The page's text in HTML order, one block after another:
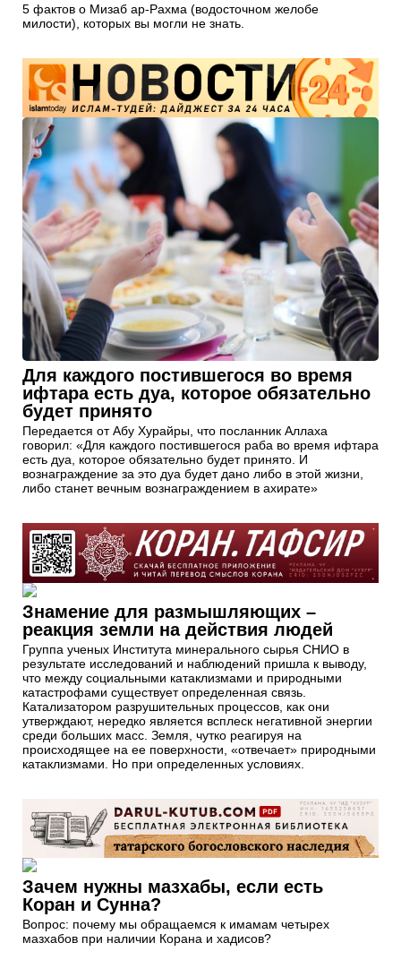
5 фактов о Мизаб ар-Рахма (водосточном желобе
милости), которых вы могли не знать.
Для каждого постившегося во время
ифтара есть дуа, которое обязательно
будет принято
Передается от Абу Хурайры, что посланник Аллаха
говорил: «Для каждого постившегося раба во время ифтара
есть дуа, которое обязательно будет принято. И
вознаграждение за это дуа будет дано либо в этой жизни,
либо станет вечным вознаграждением в ахирате»
Знамение для размышляющих –
реакция земли на действия людей
Группа ученых Института минерального сырья СНИО в
результате исследований и наблюдений пришла к выводу,
что между социальными катаклизмами и природными
катастрофами существует определенная связь.
Катализатором разрушительных процессов, как они
утверждают, нередко является всплеск негативной энергии
среди больших масс. Земля, чутко реагируя на
происходящее на ее поверхности, «отвечает» природными
катаклизмами. Но при определенных условиях.
Зачем нужны мазхабы, если есть
Коран и Сунна?
Вопрос: почему мы обращаемся к имамам четырех
мазхабов при наличии Корана и хадисов?